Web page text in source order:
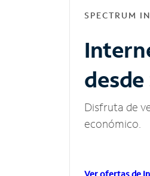
SPECTRUM
desde
Disfruta de
económico.